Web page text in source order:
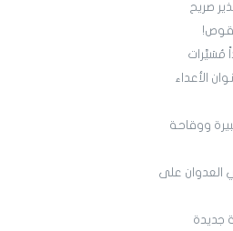
صريح
مُسَيَّرات
الأعداء
ووقاحة
العدوان على
جديدة